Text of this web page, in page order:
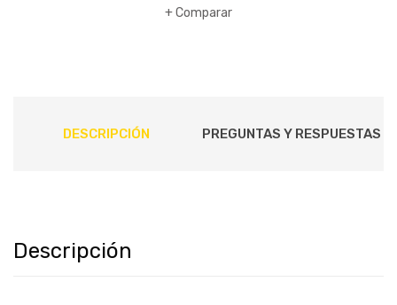
actualComparar
DESCRIPCIÓN PREGUNTAS Y RESPUESTAS
Descripción